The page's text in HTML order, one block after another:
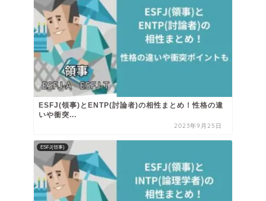
ESFJ(領事)とENTP(討論者)の相性まとめ！性格の違
いや衝突...
2023年9月25日
ESFJ(領事)